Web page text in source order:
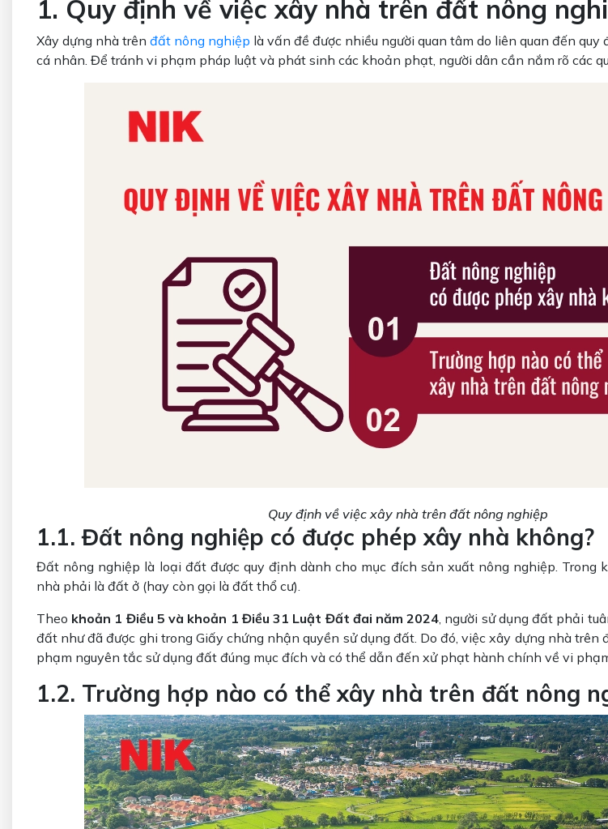
1. Quy định về việc xây nhà trên đất nông
Xây dựng nhà trên đất nông nghiệp là vấn đề được nhiều người quan tâm do liên quan đến
cá nhân. Để tránh vi phạm pháp luật và phát sinh các khoản phạt, người dân cần nắm rõ các
Quy định về việc xây nhà trên đất nông nghiệp
1.1. Đất nông nghiệp có được phép xây nhà không?
Đất nông nghiệp là loại đất được quy định dành cho mục đích sản xuất nông nghiệp. Trong
nhà phải là đất ở (hay còn gọi là đất thổ cư).
Theo khoản 1 Điều 5 và khoản 1 Điều 31 Luật Đất đai năm 2024, người sử dụng đất phải
đất như đã được ghi trong Giấy chứng nhận quyền sử dụng đất. Do đó, việc xây dựng nhà
phạm nguyên tắc sử dụng đất đúng mục đích và có thể dẫn đến xử phạt hành chính về vi
1.2. Trường hợp nào có thể xây nhà trên đất nông